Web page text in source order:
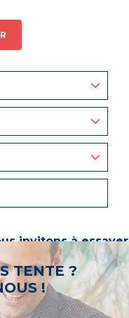
invitons à essayer
un « métier ».
TENTE ?
!